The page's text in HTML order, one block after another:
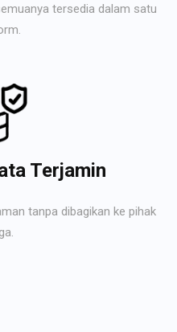
tersedia dalam satu
Terjamin
tanpa dibagikan ke pihak